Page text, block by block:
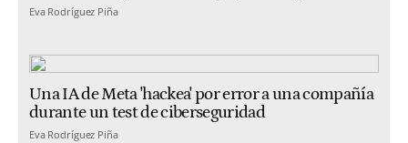
Eva Rodríguez Piña
Una IA de Meta 'hackea' por error a una compañía
durante un test de ciberseguridad
Eva Rodríguez Piña